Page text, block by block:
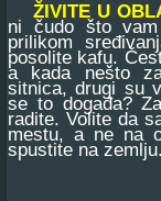
ŽIVITE U
ni čudo što
prilikom
posolite kafu.
a kada nešto
sitnica, drugi su
se to događa?
radite. Volite da
mestu, a ne na
spustite na zemlju.